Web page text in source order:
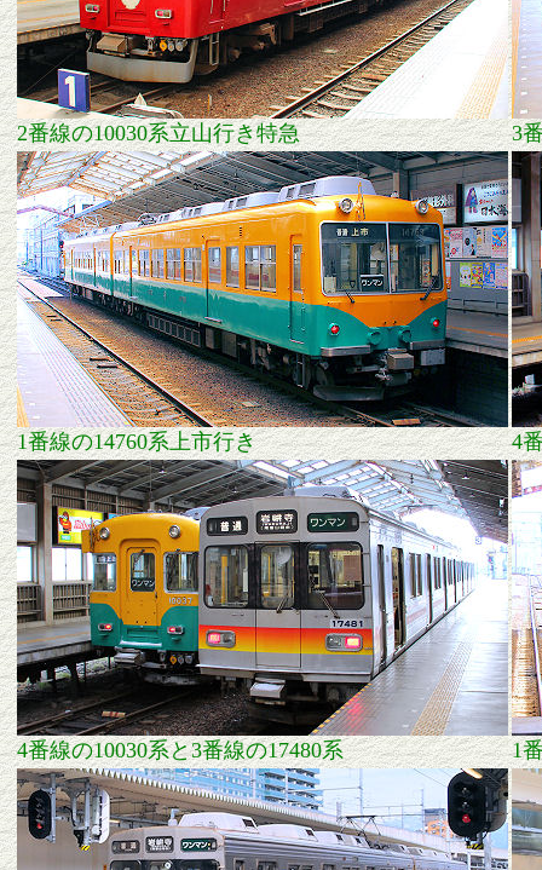
2番線の10030系立山行き特急 3
1番線の14760系上市行き 4
4番線の10030系と3番線の17480系 1